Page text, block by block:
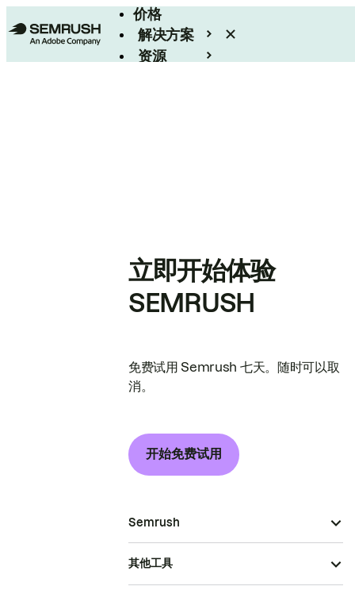
价格
解决方案
资源
立即开始体验
SEMRUSH
免费试用 Semrush 七天。随时可以取
消。
开始免费试用
Semrush
其他工具